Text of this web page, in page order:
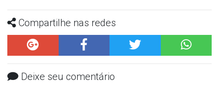
Compartilhe nas redes
Deixe seu comentário